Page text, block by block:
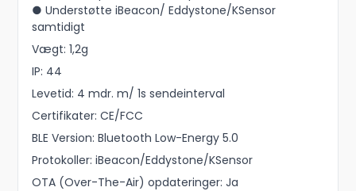
● Understøtte iBeacon/ Eddystone/KSensor
samtidigt
Vægt: 1,2g
IP: 44
Levetid: 4 mdr. m/ 1s sendeinterval
Certifikater: CE/FCC
BLE Version: Bluetooth Low-Energy 5.0
Protokoller: iBeacon/Eddystone/KSensor
OTA (Over-The-Air) opdateringer: Ja